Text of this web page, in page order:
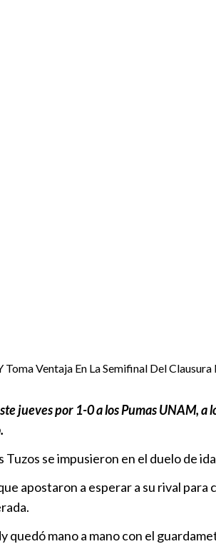
jueves por 1-0 a los Pumas
se impusieron en el duelo de
apostaron a esperar a su rival
quedó mano a mano con el